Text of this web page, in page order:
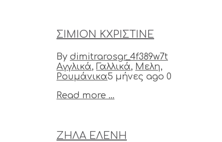
ΣΙΜΙΟΝ ΚΧΡΙΣΤΙΝΕ
By dimitrarosgr_4f389w7t
Αγγλικά, Γαλλικά, Μελη,
Ρουμάνικα5 μήνες ago 0
Read more ...
ΖΗΛΑ ΕΛΕΝΗ